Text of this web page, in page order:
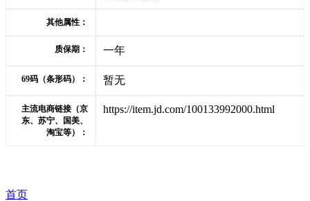
其他属性：
质保期： 一年
69码（条形码）： 暂无
主流电商链接（京
东、苏宁、国美、
淘宝等）：
https://item.jd.com/100133992000.html
首页